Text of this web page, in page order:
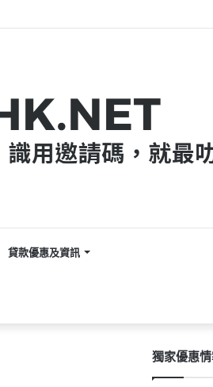
】- Tiger Brokers 迎新優惠
貸款優惠及資訊
獨家優惠